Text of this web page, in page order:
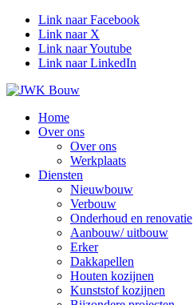
Link naar Facebook
Link naar X
Link naar Youtube
Link naar LinkedIn
Home
Over ons
Over ons
Werkplaats
Diensten
Nieuwbouw
Verbouw
Onderhoud en renovatie
Aanbouw/ uitbouw
Erker
Dakkapellen
Houten kozijnen
Kunststof kozijnen